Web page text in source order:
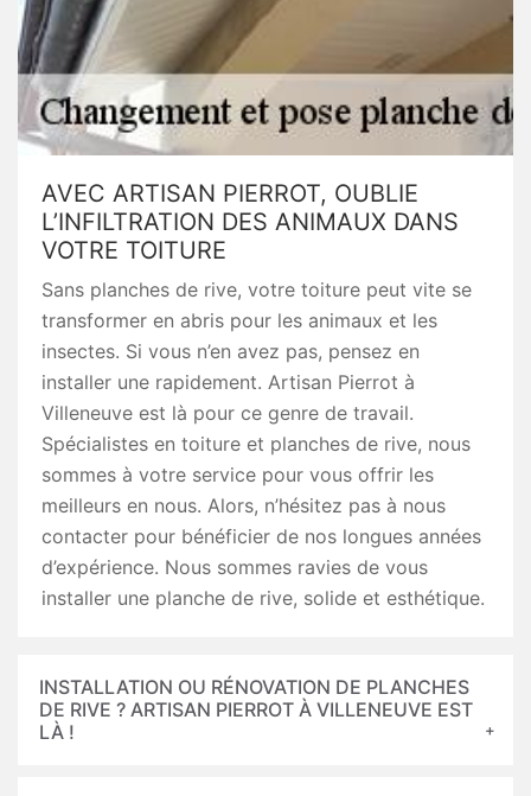
AVEC ARTISAN PIERROT, OUBLIE
L’INFILTRATION DES ANIMAUX DANS
VOTRE TOITURE
Sans planches de rive, votre toiture peut vite se
transformer en abris pour les animaux et les
insectes. Si vous n’en avez pas, pensez en
installer une rapidement. Artisan Pierrot à
Villeneuve est là pour ce genre de travail.
Spécialistes en toiture et planches de rive, nous
sommes à votre service pour vous offrir les
meilleurs en nous. Alors, n’hésitez pas à nous
contacter pour bénéficier de nos longues années
d’expérience. Nous sommes ravies de vous
installer une planche de rive, solide et esthétique.
INSTALLATION OU RÉNOVATION DE PLANCHES
DE RIVE ? ARTISAN PIERROT À VILLENEUVE EST
LÀ !